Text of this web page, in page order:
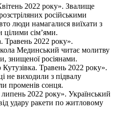
2022 року». Звалище
російськими
люди намагалися виїхати з
цілими сім’ями.
2022 року».
Мединський читає молитву
знищеної росіянами.
Травень 2022 року».
не виходили з підвалу
променів сонця.
2022 року». Український
удару ракети по житловому